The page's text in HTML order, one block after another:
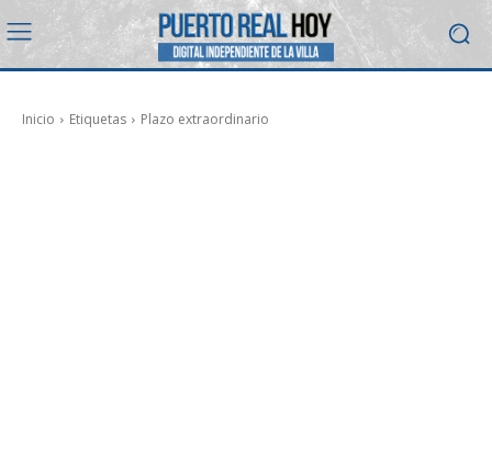
Inicio Etiquetas Plazo extraordinario